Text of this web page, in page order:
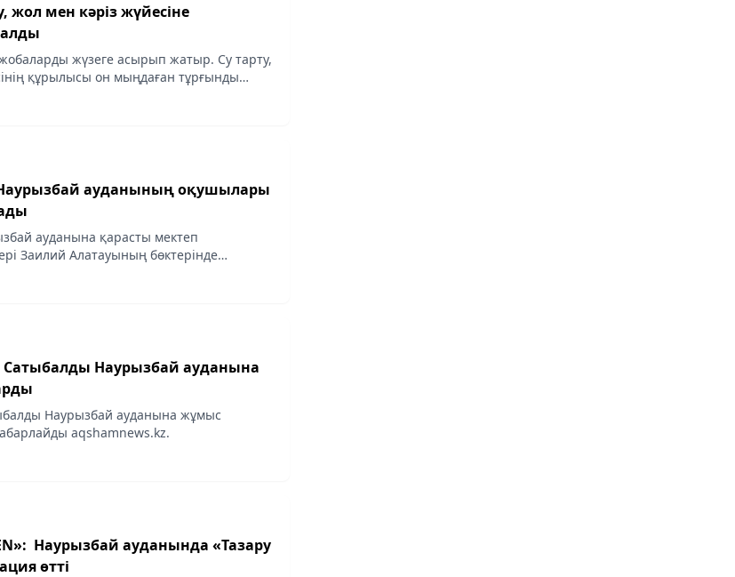
жол мен кәріз жүйесіне
жүзеге асырып жатыр. Су тарту,
құрылысы он мыңдаған тұрғынды
етеді. Өңірлік коммуникациялар
ауданының оқушылары
ауданына қарасты мектеп
Заилий Алатауының бөктерінде
экологиялық сенбілік өткізіп, 2,5
Сатыбалды Наурызбай ауданына
Наурызбай ауданына жұмыс
aqshamnews.kz.
Наурызбай ауданында «Тазару
өтті